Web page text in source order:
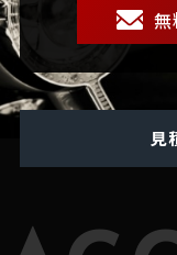
見